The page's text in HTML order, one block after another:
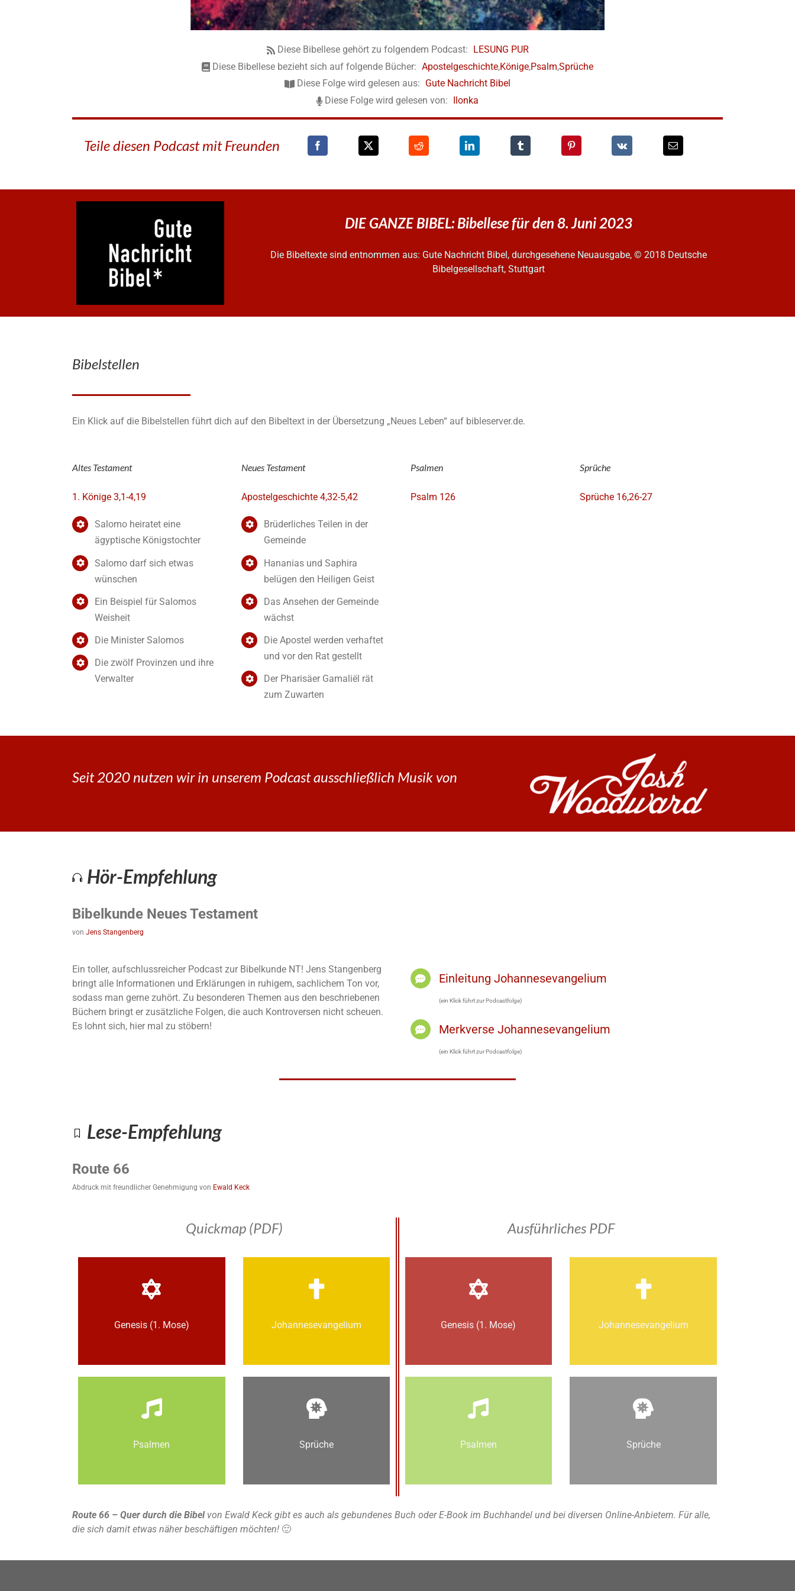
Diese Bibellese gehört zu folgendem Podcast: LESUNG PUR
Diese Bibellese bezieht sich auf folgende Bücher: Apostelgeschichte,Könige,Psalm,Sprüche
Diese Folge wird gelesen aus: Gute Nachricht Bibel
Diese Folge wird gelesen von:
Ilonka
Teile diesen Podcast mit Freunden
DIE GANZE BIBEL: Bibellese für den 8. Juni 2023
Die Bibeltexte sind entnommen aus: Gute Nachricht Bibel, durchgesehene Neuausgabe, © 2018 Deutsche
Bibelgesellschaft, Stuttgart
Bibelstellen
Ein Klick auf die Bibelstellen führt dich auf den Bibeltext in der Übersetzung „Neues Leben“ auf bibleserver.de.
Altes Testament
1. Könige 3,1-4,19
Salomo heiratet eine
ägyptische Königstochter
Salomo darf sich etwas
wünschen
Ein Beispiel für Salomos
Weisheit
Die Minister Salomos
Die zwölf Provinzen und ihre
Verwalter
Neues Testament
Apostelgeschichte 4,32-5,42
Brüderliches Teilen in der
Gemeinde
Hananias und Saphira
belügen den Heiligen Geist
Das Ansehen der Gemeinde
wächst
Die Apostel werden verhaftet
und vor den Rat gestellt
Der Pharisäer Gamaliël rät
zum Zuwarten
Psalmen
Psalm 126
Sprüche
Sprüche 16,26-27
Seit 2020 nutzen wir in unserem Podcast ausschließlich Musik von
Hör-Empfehlung
Bibelkunde Neues Testament
von Jens Stangenberg
Ein toller, aufschlussreicher Podcast zur Bibelkunde NT! Jens Stangenberg
bringt alle Informationen und Erklärungen in ruhigem, sachlichem Ton vor,
sodass man gerne zuhört. Zu besonderen Themen aus den beschriebenen
Büchern bringt er zusätzliche Folgen, die auch Kontroversen nicht scheuen.
Es lohnt sich, hier mal zu stöbern!
Einleitung Johannesevangelium
(ein Klick führt zur Podcastfolge)
Merkverse Johannesevangelium
(ein Klick führt zur Podcastfolge)
Lese-Empfehlung
Route 66
Abdruck mit freundlicher Genehmigung von Ewald Keck
Quickmap (PDF)
Genesis (1. Mose) Johannes­­evangelium
Psalmen Sprüche
Ausführliches PDF
Genesis (1. Mose) Johannes­­evangelium
Psalmen Sprüche
Route 66 – Quer durch die Bibel von Ewald Keck gibt es auch als gebundenes Buch oder E-Book im Buchhandel und bei diversen Online-Anbietern. Für alle,
die sich damit etwas näher beschäftigen möchten! 🙂